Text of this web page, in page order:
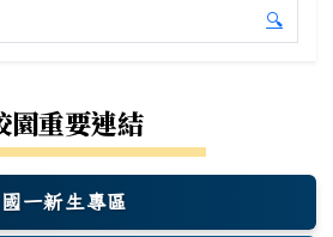
🔍
開始舊
園重要連結
國一新生專區
(另開新視窗)